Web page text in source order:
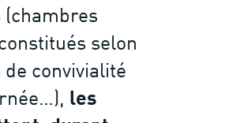
selon
convivialité
les